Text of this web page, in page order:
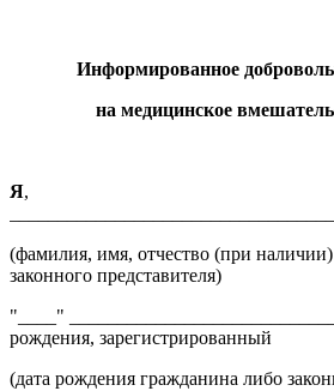
Информированное
на медицинское
Я,
(фамилия, имя, отчество (при
законного представителя)
"____"
рождения, зарегистрированный
(дата рождения гражданина либо